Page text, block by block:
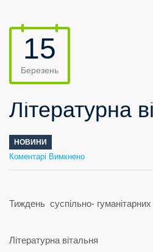
15
Березень
Літературна
НОВИНИ
Коментарі Вимкненодо
Літературна
вітальня
Тиждень суспільно- гуманітарних
Літературна вітальня